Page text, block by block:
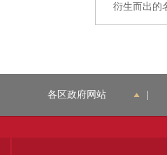
衍生而出的
各区政府网站